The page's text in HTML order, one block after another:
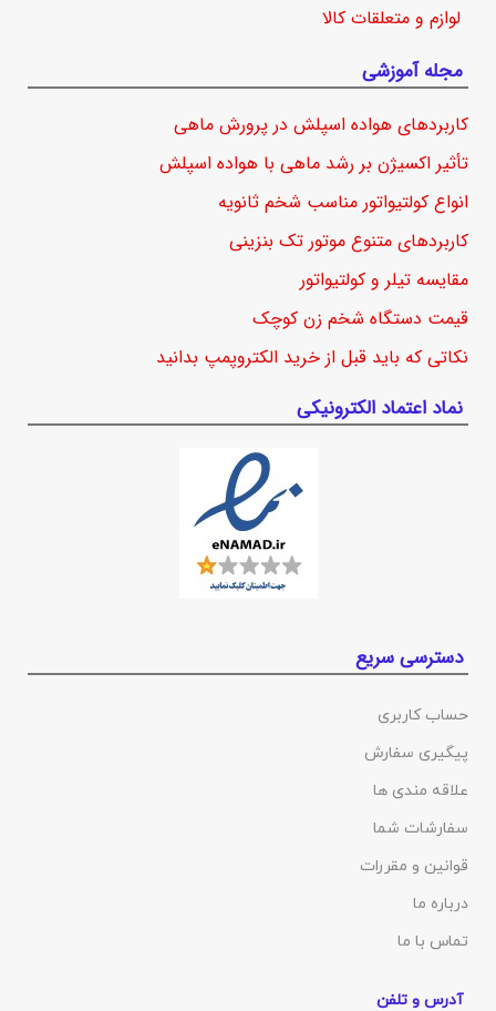
لوازم و متعلقات کالا
مجله آموزشی
کاربردهای هواده اسپلش در پرورش ماهی
تأثیر اکسیژن بر رشد ماهی با هواده اسپلش
انواع کولتیواتور مناسب شخم ثانویه
کاربردهای متنوع موتور تک بنزینی
مقایسه تیلر و کولتیواتور
قیمت دستگاه شخم زن کوچک
نکاتی که باید قبل از خرید الکتروپمپ بدانید
نماد اعتماد الکترونیکی
دسترسی سریع
حساب کاربری
پیگیری سفارش
علاقه مندی ها
سفارشات شما
قوانین و مقررات
درباره ما
تماس با ما
آدرس و تلفن